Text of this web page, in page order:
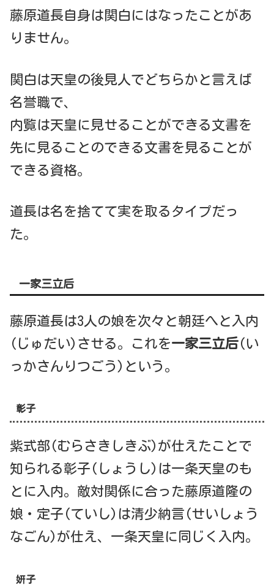
藤原道長自身は関白にはなったことがあ
りません。
関白は天皇の後見人でどちらかと言えば
名誉職で、
内覧は天皇に見せることができる文書を
先に見ることのできる文書を見ることが
できる資格。
道長は名を捨てて実を取るタイプだっ
た。
一家三立后
藤原道長は3人の娘を次々と朝廷へと入内
(じゅだい)させる。これを一家三立后(い
っかさんりつごう)という。
彰子
紫式部(むらさきしきぶ)が仕えたことで
知られる彰子(しょうし)は一条天皇のも
とに入内。敵対関係に合った藤原道隆の
娘・定子(ていし)は清少納言(せいしょう
なごん)が仕え、一条天皇に同じく入内。
妍子